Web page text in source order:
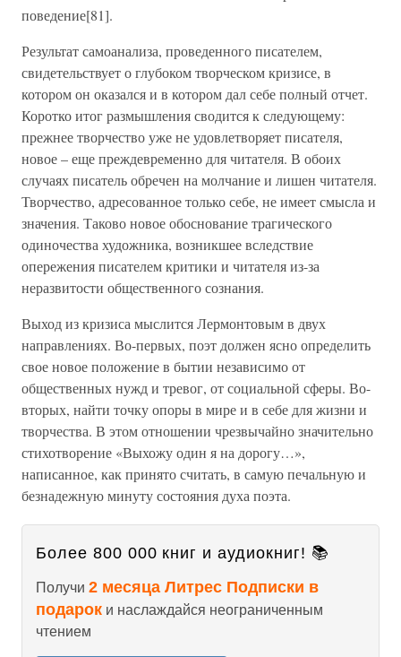
поведение[81].
Результат самоанализа, проведенного писателем,
свидетельствует о глубоком творческом кризисе, в
котором он оказался и в котором дал себе полный отчет.
Коротко итог размышления сводится к следующему:
прежнее творчество уже не удовлетворяет писателя,
новое – еще преждевременно для читателя. В обоих
случаях писатель обречен на молчание и лишен читателя.
Творчество, адресованное только себе, не имеет смысла и
значения. Таково новое обоснование трагического
одиночества художника, возникшее вследствие
опережения писателем критики и читателя из-за
неразвитости общественного сознания.
Выход из кризиса мыслится Лермонтовым в двух
направлениях. Во-первых, поэт должен ясно определить
свое новое положение в бытии независимо от
общественных нужд и тревог, от социальной сферы. Во-
вторых, найти точку опоры в мире и в себе для жизни и
творчества. В этом отношении чрезвычайно значительно
стихотворение «Выхожу один я на дорогу…»,
написанное, как принято считать, в самую печальную и
безнадежную минуту состояния духа поэта.
Более 800 000 книг и аудиокниг! 📚
Получи 2 месяца Литрес Подписки в
подарок и наслаждайся неограниченным
чтением